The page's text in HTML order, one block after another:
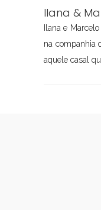
Ilana &
Ilana e
na companhia
aquele casal